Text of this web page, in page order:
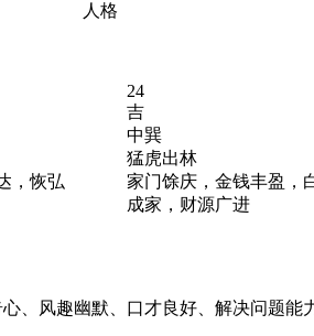
人格
，恢弘
24
吉
中巽
猛虎出林
家门馀庆，金钱丰盈，
成家，财源广进
、风趣幽默、口才良好、解决问题